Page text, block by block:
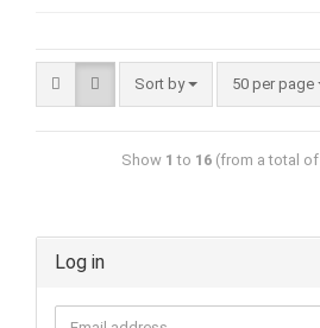
Sort by 50 per page
Show 1 to 16 (from a total of
Log in